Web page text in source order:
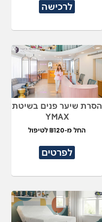
לרכישה
הסרת שיער פנים בשיטת
YMAX
החל מ-₪120 לטיפול
לפרטים